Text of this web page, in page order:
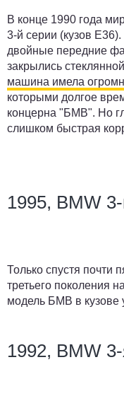
В конце 1990 года
3-й серии (кузов
двойные передние
закрылись
машина имела
которыми долгое
концерна "БМВ". Но
слишком быстрая
1995, BMW
Только спустя почти
третьего поколения
модель БМВ в кузове
1992, BMW